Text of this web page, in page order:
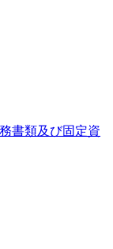
書類及び固定資